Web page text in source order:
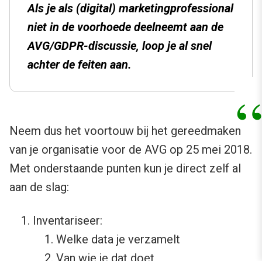
Als je als (digital) marketingprofessional
niet in de voorhoede deelneemt aan de
AVG/GDPR-discussie, loop je al snel
achter de feiten aan.
Neem dus het voortouw bij het gereedmaken
van je organisatie voor de AVG op 25 mei 2018.
Met onderstaande punten kun je direct zelf al
aan de slag:
Inventariseer:
Welke data je verzamelt